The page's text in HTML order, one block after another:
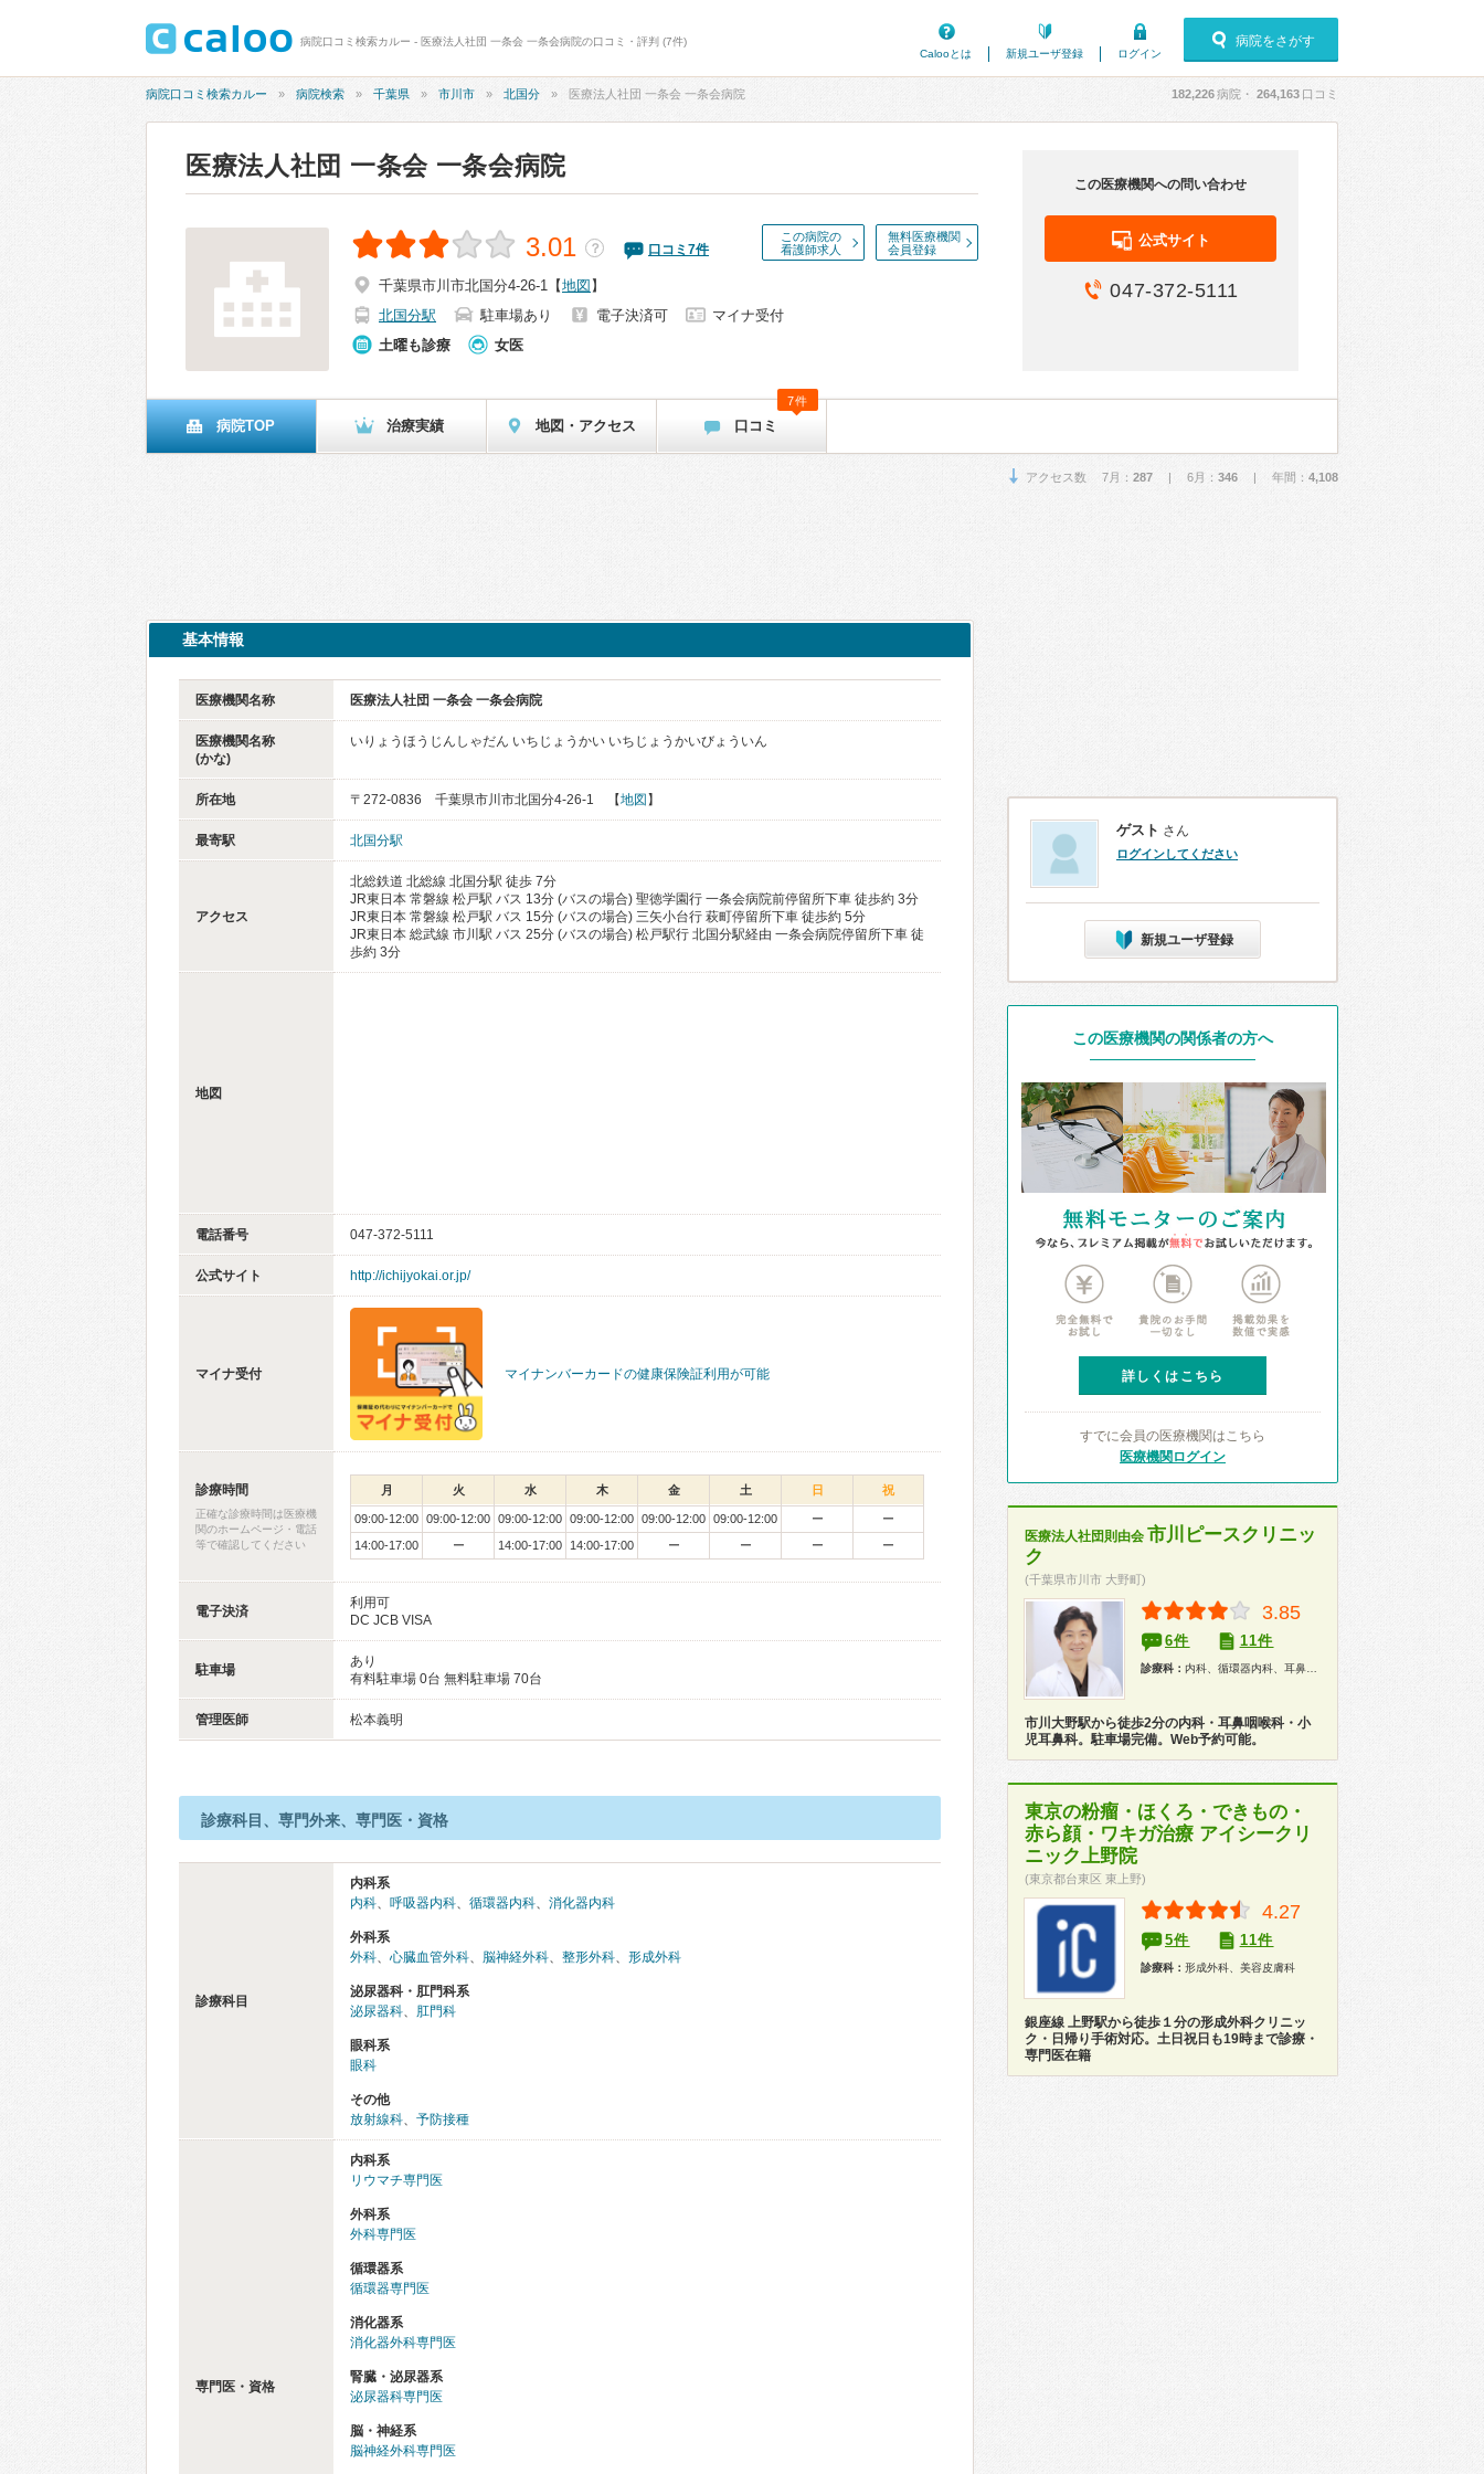
病院口コミ検索カルー - 医療法人社団 一条会 一条会病院の口コミ・評判 (7件)
Calooとは
新規ユーザ登録 ログイン
病院をさがす
病院口コミ検索カルー 病院検索 千葉県 市川市 北国分 医療法人社団 一条会 一条会病院 182,226病院・ 264,163 口コミ
医療法人社団 一条会 一条会病院
この病院の
看護師求人
無料医療機関
会員登録
3.01 ？ 口コミ 7件
千葉県市川市北国分4-26-1 【地図 】
北国分駅
駐車場あり 電子決済可
マイナ受付
土曜も診療
女医
この医療機関への問い合わせ
公式サイト
047-372-5111
病院TOP 治療実績 地図・アクセス 口コミ
7件
アクセス数 7月： 287 | 6月： 346 | 年間： 4,108
基本情報
医療機関名称 医療法人社団 一条会 一条会病院
医療機関名称
(かな)
いりょうほうじんしゃだん いちじょうかい いちじょうかいびょういん
所在地 〒272-0836 千葉県市川市北国分4-26-1 【地図 】
最寄駅 北国分駅
アクセス
北総鉄道 北総線 北国分駅 徒歩 7分
JR東日本 常磐線 松戸駅 バス 13分 (バスの場合) 聖徳学園行 一条会病院前停留所下車 徒歩約 3分
JR東日本 常磐線 松戸駅 バス 15分 (バスの場合) 三矢小台行 萩町停留所下車 徒歩約 5分
JR東日本 総武線 市川駅 バス 25分 (バスの場合) 松戸駅行 北国分駅経由 一条会病院停留所下車 徒
歩約 3分
地図
電話番号 047-372-5111
公式サイト http://ichijyokai.or.jp/
マイナ受付 マイナンバーカードの健康保険証利用が可能
診療時間
正確な診療時間は医療機
関のホームページ・電話
等で確認してください
月 火 水 木 金 土 日 祝
09:00-12:00 09:00-12:00 09:00-12:00 09:00-12:00 09:00-12:00 09:00-12:00 ー
ー
14:00-17:00
ー 14:00-17:00 14:00-17:00 ー ー ー ー
電子決済
利用可
DC JCB VISA
駐車場
あり
有料駐車場 0台 無料駐車場 70台
管理医師 松本義明
診療科目、専門外来、専門医・資格
診療科目
内科系
内科、 呼吸器内科、 循環器内科、 消化器内科
外科系
外科、 心臓血管外科、 脳神経外科、 整形外科、 形成外科
泌尿器科・肛門科系
泌尿器科、 肛門科
眼科系
眼科
その他
放射線科、 予防接種
専門医・資格
内科系
リウマチ専門医
外科系
外科専門医
循環器系
循環器専門医
消化器系
消化器外科専門医
腎臓・泌尿器系
泌尿器科専門医
脳・神経系
脳神経外科専門医
ゲスト さん
ログインしてください
新規ユーザ登録
この医療機関の関係者の方へ
詳しくはこちら
すでに会員の医療機関はこちら
医療機関ログイン
医療法人社団則由会 市川ピースクリニッ
ク
(千葉県市川市 大野町)
3.85
6件 11件
診療科： 内科、循環器内科、耳鼻咽喉科、精神科、心療内科
市川大野駅から徒歩2分の内科・耳鼻咽喉科・小
児耳鼻科。駐車場完備。Web予約可能。
東京の粉瘤・ほくろ・できもの・
赤ら顔・ワキガ治療 アイシークリ
ニック上野院
(東京都台東区 東上野)
4.27
5件 11件
診療科： 形成外科、美容皮膚科
銀座線 上野駅から徒歩１分の形成外科クリニッ
ク・日帰り手術対応。土日祝日も19時まで診療・
専門医在籍